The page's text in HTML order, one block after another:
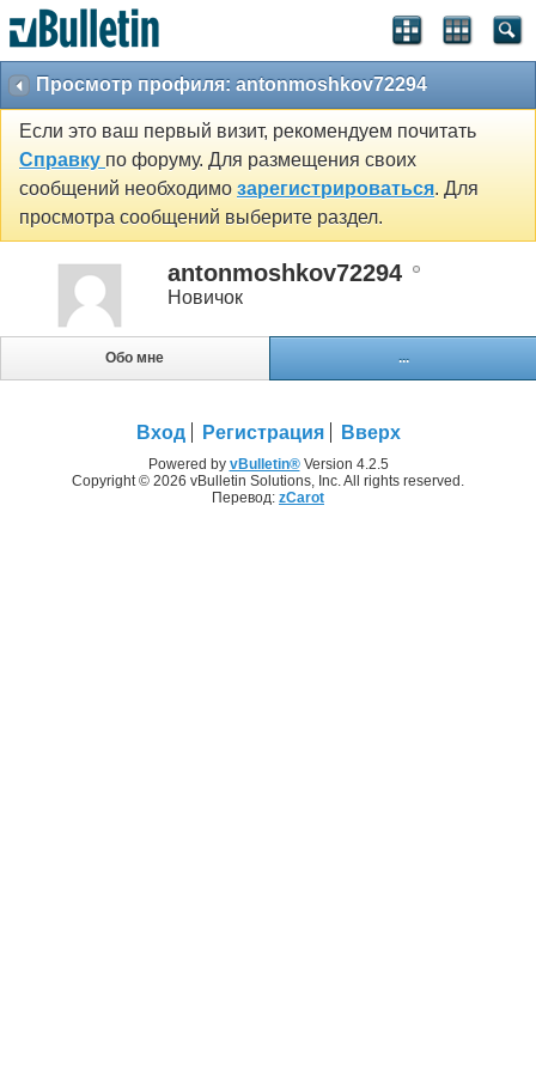
Просмотр профиля: antonmoshkov72294
Если это ваш первый визит, рекомендуем почитать
Справку по форуму. Для размещения своих
сообщений необходимо зарегистрироваться. Для
просмотра сообщений выберите раздел.
antonmoshkov72294
Новичок
Обо мне ...
Вход Регистрация Вверх
Powered by vBulletin®Version 4.2.5
Copyright © 2026 vBulletin Solutions, Inc. All rights reserved.
Перевод: zCarot